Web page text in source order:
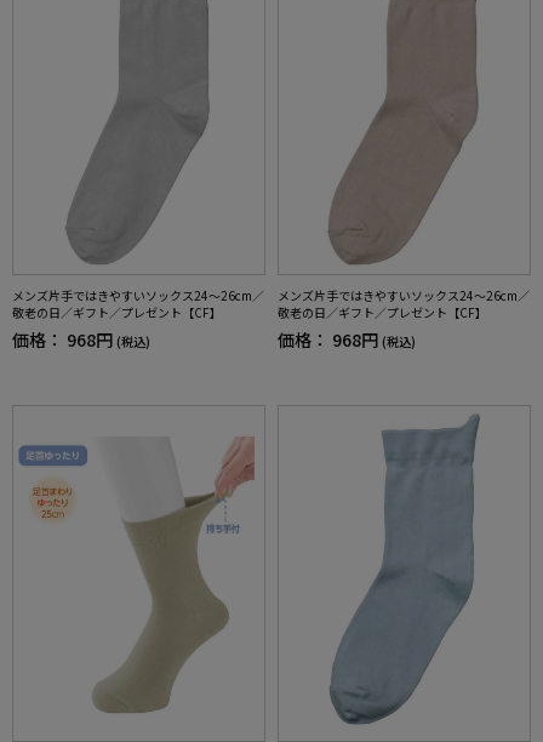
メンズ片手ではきやすいソックス24～26cm／
敬老の日／ギフト／プレゼント【CF】
価格： 968円 (税込)
メンズ片手ではきやすいソックス24～26cm／
敬老の日／ギフト／プレゼント【CF】
価格： 968円 (税込)